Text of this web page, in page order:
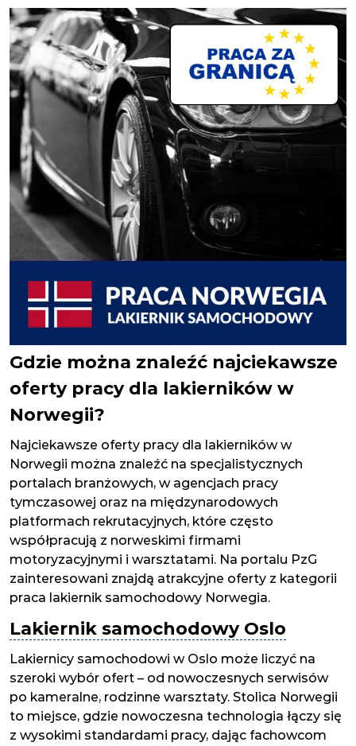
Gdzie można znaleźć najciekawsze
oferty pracy dla lakierników w
Norwegii?
Najciekawsze oferty pracy dla lakierników w
Norwegii można znaleźć na specjalistycznych
portalach branżowych, w agencjach pracy
tymczasowej oraz na międzynarodowych
platformach rekrutacyjnych, które często
współpracują z norweskimi firmami
motoryzacyjnymi i warsztatami. Na portalu PzG
zainteresowani znajdą atrakcyjne oferty z kategorii
praca lakiernik samochodowy Norwegia.
Lakiernik samochodowy Oslo
Lakiernicy samochodowi w Oslo może liczyć na
szeroki wybór ofert – od nowoczesnych serwisów
po kameralne, rodzinne warsztaty. Stolica Norwegii
to miejsce, gdzie nowoczesna technologia łączy się
z wysokimi standardami pracy, dając fachowcom